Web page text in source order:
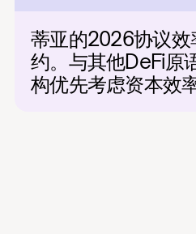
蒂亚的2026协议效
约。与其他DeFi原
构优先考虑资本效